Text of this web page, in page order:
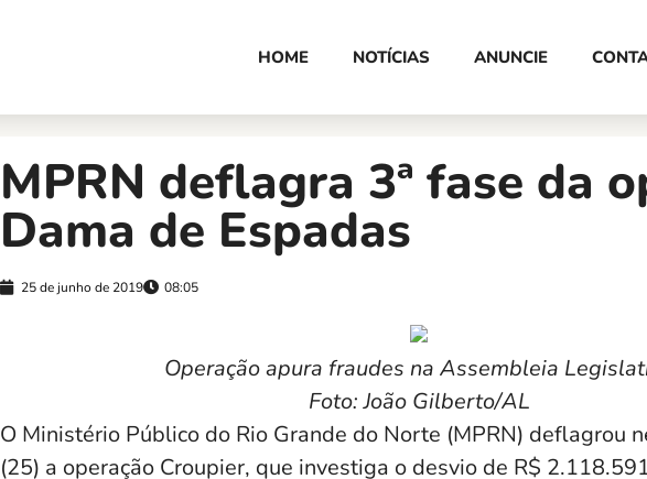
HOME NOTÍCIAS ANUNCIE
MPRN deflagra 3ª fase da
Dama de Espadas
25 de junho de 2019 08:05
Operação apura fraudes na Assembleia
Foto: João Gilberto/AL
O Ministério Público do Rio Grande do Norte (MPRN) deflagrou
(25) a operação Croupier, que investiga o desvio de R$